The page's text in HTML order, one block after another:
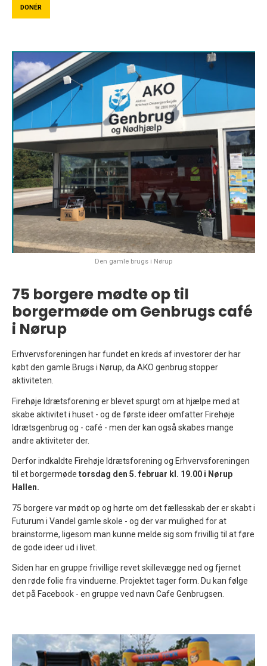
DONÉR
Den gamle brugs i Nørup
75 borgere mødte op til
borgermøde om Genbrugs café
i Nørup
Erhvervsforeningen har fundet en kreds af investorer der har
købt den gamle Brugs i Nørup, da AKO genbrug stopper
aktiviteten.
Firehøje Idrætsforening er blevet spurgt om at hjælpe med at
skabe aktivitet i huset - og de første ideer omfatter Firehøje
Idrætsgenbrug og - café - men der kan også skabes mange
andre aktiviteter der.
Derfor indkaldte Firehøje Idrætsforening og Erhvervsforeningen
til et borgermøde torsdag den 5. februar kl. 19.00 i Nørup
Hallen.
75 borgere var mødt op og hørte om det fællesskab der er skabt i
Futurum i Vandel gamle skole - og der var mulighed for at
brainstorme, ligesom man kunne melde sig som frivillig til at føre
de gode ideer ud i livet.
Siden har en gruppe frivillige revet skillevægge ned og fjernet
den røde folie fra vinduerne. Projektet tager form. Du kan følge
det på Facebook - en gruppe ved navn Cafe Genbrugsen.